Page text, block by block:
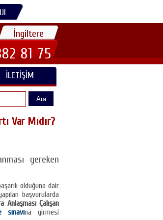
İngiltere
81 75
İLETIŞIM
Ara
Var Mıdır?
gereken
olduğuna dair
başvurularda
Anlaşması Çalışan
sınavına girmesi